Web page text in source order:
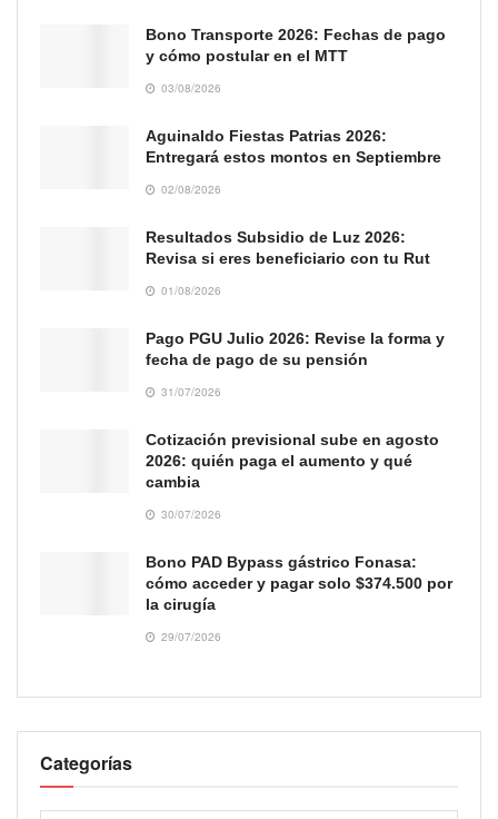
Bono Transporte 2026: Fechas de pago
y cómo postular en el MTT
03/08/2026
Aguinaldo Fiestas Patrias 2026:
Entregará estos montos en Septiembre
02/08/2026
Resultados Subsidio de Luz 2026:
Revisa si eres beneficiario con tu Rut
01/08/2026
Pago PGU Julio 2026: Revise la forma y
fecha de pago de su pensión
31/07/2026
Cotización previsional sube en agosto
2026: quién paga el aumento y qué
cambia
30/07/2026
Bono PAD Bypass gástrico Fonasa:
cómo acceder y pagar solo $374.500 por
la cirugía
29/07/2026
Categorías